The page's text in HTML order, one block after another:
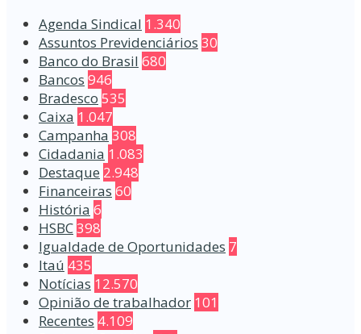
Agenda Sindical 1.340
Assuntos Previdenciários 30
Banco do Brasil 680
Bancos 946
Bradesco 535
Caixa 1.047
Campanha 308
Cidadania 1.083
Destaque 2.948
Financeiras 60
História 6
HSBC398
Igualdade de Oportunidades 7
Itaú 435
Notícias 12.570
Opinião de trabalhador 101
Recentes 4.109